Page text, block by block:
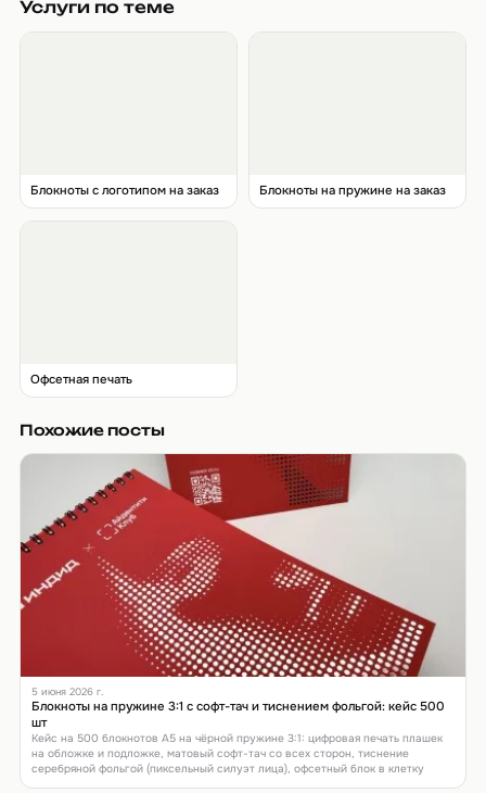
Услуги по теме
Блокноты с логотипом на заказ Блокноты на пружине на заказ
Офсетная печать
Похожие посты
5 июня 2026 г.
Блокноты на пружине 3:1 с софт-тач и тиснением фольгой: кейс 500
шт
Кейс на 500 блокнотов А5 на чёрной пружине 3:1: цифровая печать плашек
на обложке и подложке, матовый софт-тач со всех сторон, тиснение
серебряной фольгой (пиксельный силуэт лица), офсетный блок в клетку